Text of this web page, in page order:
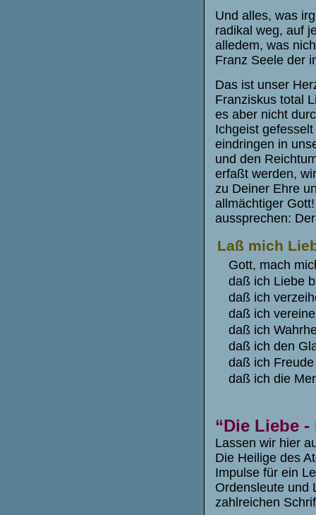
Und alles, was
radikal weg, auf
alledem, was
Franz Seele der
Das ist unser
Franziskus total
es aber nicht
Ichgeist
eindringen in
und den
erfaßt werden,
zu Deiner Ehre
allmächtiger
aussprechen:
Laß mich
Gott, mach
daß ich Liebe
daß ich
daß ich
daß ich
daß ich den
daß ich
daß ich die
“Die Liebe
Lassen wir hier
Die Heilige des
Impulse für ein
Ordensleute und
zahlreichen